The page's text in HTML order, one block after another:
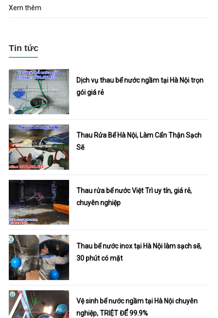
Xem thêm
Tin tức
Dịch vụ thau bể nước ngầm tại Hà Nội trọn
gói giá rẻ
Thau Rửa Bể Hà Nội, Làm Cẩn Thận Sạch
Sẽ
Thau rửa bể nước Việt Trì uy tín, giá rẻ,
chuyên nghiệp
Thau bể nước inox tại Hà Nội làm sạch sẽ,
30 phút có mặt
Vệ sinh bể nước ngầm tại Hà Nội chuyên
nghiệp, TRIỆT ĐỂ 99.9%